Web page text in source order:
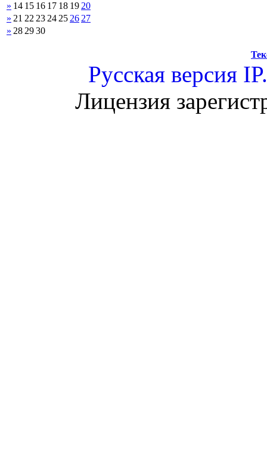
» 14 15 16 17 18 19 20
» 21 22 23 24 25 26 27
» 28 2930
Русская версия
Лицензия